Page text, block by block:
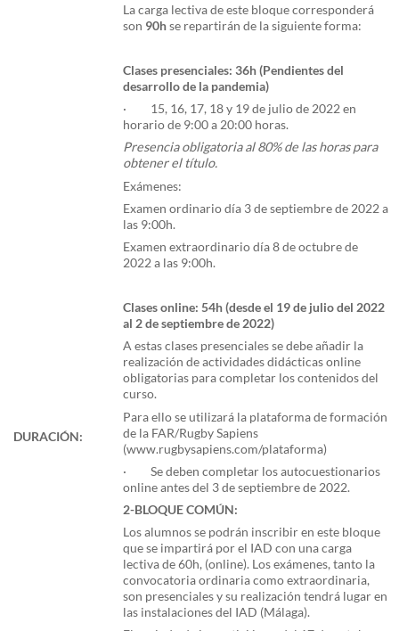
DURACIÓN:
La carga lectiva de este bloque corresponderá
son 90hse repartirán de la siguiente forma:
Clases presenciales: 36h (Pendientes del
desarrollo de la pandemia)
· 15, 16, 17, 18 y 19 de julio de 2022 en
horario de 9:00 a 20:00 horas.
Presencia obligatoria al 80% de las horas para
obtener el título.
Exámenes:
Examen ordinario día 3 de septiembre de 2022 a
las 9:00h.
Examen extraordinario día 8 de octubre de
2022 a las 9:00h.
Clases online: 54h (desde el 19 de julio del 2022
al 2 de septiembre de 2022)
A estas clases presenciales se debe añadir la
realización de actividades didácticas online
obligatorias para completar los contenidos del
curso.
Para ello se utilizará la plataforma de formación
de la FAR/Rugby Sapiens
(www.rugbysapiens.com/plataforma)
· Se deben completar los autocuestionarios
online antes del 3 de septiembre de 2022.
2-BLOQUE COMÚN:
Los alumnos se podrán inscribir en este bloque
que se impartirá por el IAD con una carga
lectiva de 60h, (online). Los exámenes, tanto la
convocatoria ordinaria como extraordinaria,
son presenciales y su realización tendrá lugar en
las instalaciones del IAD (Málaga).